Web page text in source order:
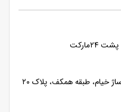
خیام، طبقه همکف، پلاک ۲۰